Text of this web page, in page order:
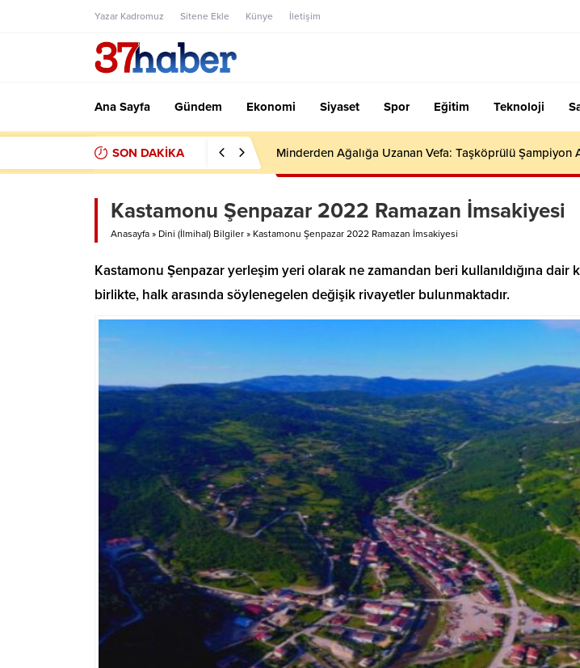
Yazar Kadromuz Sitene Ekle Künye İletişim
Ana Sayfa Gündem Ekonomi Siyaset Spor Eğitim Teknoloji
SON DAKİKA Minderden Ağalığa Uzanan Vefa: Taşköprülü Şampiyon
Kastamonu Şenpazar 2022 Ramazan İmsakiyesi
Anasayfa » Dini (İlmihal) Bilgiler » Kastamonu Şenpazar 2022 Ramazan İmsakiyesi
Kastamonu Şenpazar yerleşim yeri olarak ne zamandan beri kullanıldığına dair
birlikte, halk arasında söylenegelen değişik rivayetler bulunmaktadır.